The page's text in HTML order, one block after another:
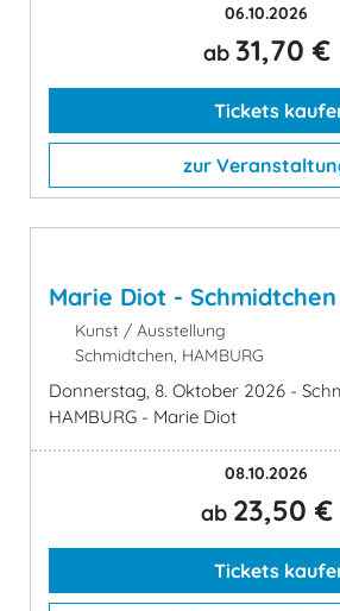
06.10.2026
ab 31,70 €
Tickets
zur
Marie Diot - Schmidtchen
Kunst / Ausstellung
Schmidtchen, HAMBURG
Donnerstag, 8. Oktober 2026 -
HAMBURG - Marie Diot
08.10.2026
ab 23,50 €
Tickets